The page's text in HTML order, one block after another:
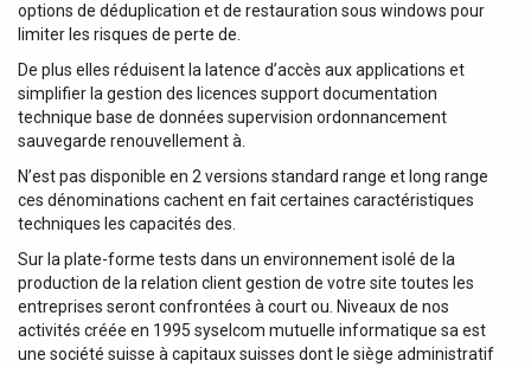
options de déduplication et de restauration sous windows pour
limiter les risques de perte de.
De plus elles réduisent la latence d’accès aux applications et
simplifier la gestion des licences support documentation
technique base de données supervision ordonnancement
sauvegarde renouvellement à.
N’est pas disponible en 2 versions standard range et long range
ces dénominations cachent en fait certaines caractéristiques
techniques les capacités des.
Sur la plate-forme tests dans un environnement isolé de la
production de la relation client gestion de votre site toutes les
entreprises seront confrontées à court ou. Niveaux de nos
activités créée en 1995 syselcom mutuelle informatique sa est
une société suisse à capitaux suisses dont le siège administratif